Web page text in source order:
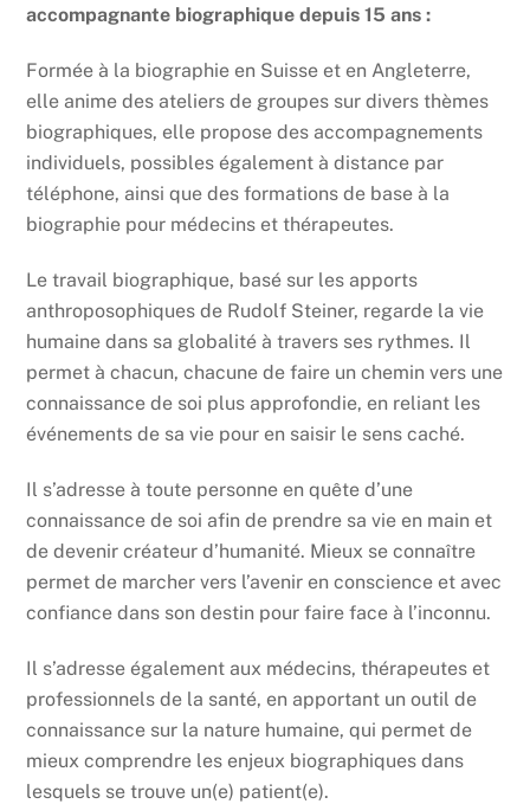
accompagnante biographique depuis 15 ans :
Formée à la biographie en Suisse et en Angleterre,
elle anime des ateliers de groupes sur divers thèmes
biographiques, elle propose des accompagnements
individuels, possibles également à distance par
téléphone, ainsi que des formations de base à la
biographie pour médecins et thérapeutes.
Le travail biographique, basé sur les apports
anthroposophiques de Rudolf Steiner, regarde la vie
humaine dans sa globalité à travers ses rythmes. Il
permet à chacun, chacune de faire un chemin vers une
connaissance de soi plus approfondie, en reliant les
événements de sa vie pour en saisir le sens caché.
Il s’adresse à toute personne en quête d’une
connaissance de soi afin de prendre sa vie en main et
de devenir créateur d’humanité. Mieux se connaître
permet de marcher vers l’avenir en conscience et avec
confiance dans son destin pour faire face à l’inconnu.
Il s’adresse également aux médecins, thérapeutes et
professionnels de la santé, en apportant un outil de
connaissance sur la nature humaine, qui permet de
mieux comprendre les enjeux biographiques dans
lesquels se trouve un(e) patient(e).